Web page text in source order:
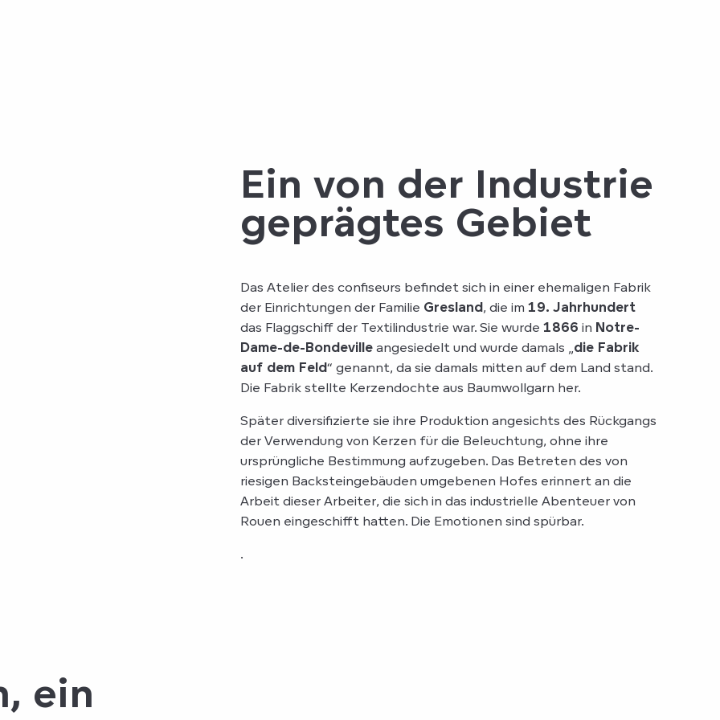
Ein von der Industrie
geprägtes Gebiet
Das Atelier des confiseurs befindet sich in einer ehemaligen Fabrik
der Einrichtungen der Familie Gresland, die im 19. Jahrhundert
das Flaggschiff der Textilindustrie war. Sie wurde 1866 in Notre-
Dame-de-Bondeville angesiedelt und wurde damals „ die Fabrik
auf dem Feld“ genannt, da sie damals mitten auf dem Land stand.
Die Fabrik stellte Kerzendochte aus Baumwollgarn her.
Später diversifizierte sie ihre Produktion angesichts des Rückgangs
der Verwendung von Kerzen für die Beleuchtung, ohne ihre
ursprüngliche Bestimmung aufzugeben. Das Betreten des von
riesigen Backsteingebäuden umgebenen Hofes erinnert an die
Arbeit dieser Arbeiter, die sich in das industrielle Abenteuer von
Rouen eingeschifft hatten. Die Emotionen sind spürbar.
.
ein